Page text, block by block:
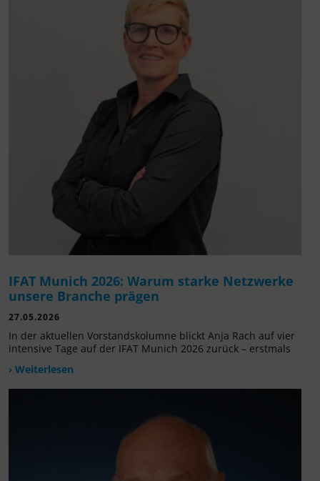
IFAT Munich 2026: Warum starke Netzwerke
unsere Branche prägen
27.05.2026
In der aktuellen Vorstandskolumne blickt Anja Rach auf vier
intensive Tage auf der IFAT Munich 2026 zurück – erstmals
› Weiterlesen